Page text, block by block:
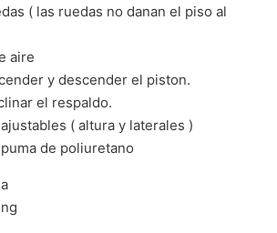
( las ruedas no danan el piso al
aire
y descender el piston.
el respaldo.
( altura y laterales )
de poliuretano